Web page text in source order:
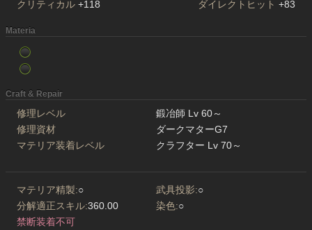
クリティカル +118 ダイレクトヒット +83
Materia
Craft & Repair
修理レベル
鍛冶師 Lv 60～
修理資材
ダークマターG7
マテリア装着レベル
クラフター Lv 70～
マテリア精製:○ 武具投影:○
分解適正スキル:360.00 染色:○
禁断装着不可